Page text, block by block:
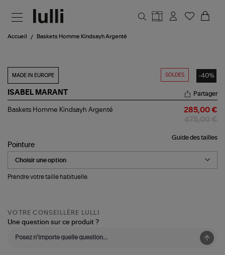
Accueil Baskets Homme Kindsayh Argenté
SOLDES -40%
MADE IN EUROPE
ISABEL MARANT
Baskets
Partager
Baskets Homme Kindsayh Argenté 285,00 €
Guide des tailles
Pointure
Prendre votre taille habituelle.
VOTRE CONSEILLÈRE LULLI
Une question sur ce produit ?